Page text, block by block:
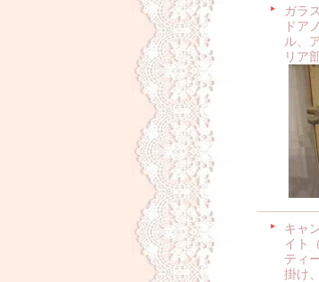
ガラ
ドア
ル、
リア
キャ
イト
ティ
掛け